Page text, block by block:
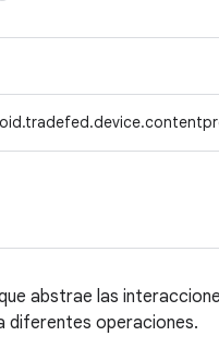
abstrae las
diferentes operaciones.